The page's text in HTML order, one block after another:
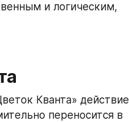
и логическим,
Кванта» действие
переносится в